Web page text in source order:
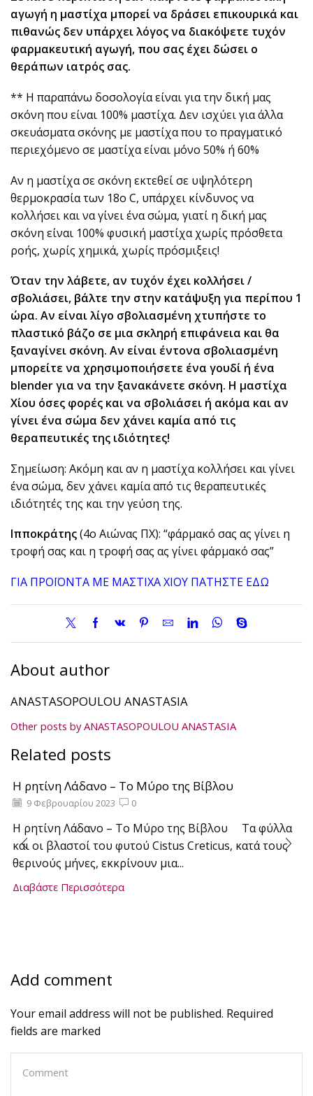
αγωγή η μαστίχα μπορεί να δράσει επικουρικά και
πιθανώς δεν υπάρχει λόγος να διακόψετε τυχόν
φαρμακευτική αγωγή, που σας έχει δώσει ο
θεράπων ιατρός σας.
** Η παραπάνω δοσολογία είναι για την δική μας
σκόνη που είναι 100% μαστίχα. Δεν ισχύει για άλλα
σκευάσματα σκόνης με μαστίχα που το πραγματικό
περιεχόμενο σε μαστίχα είναι μόνο 50% ή 60%
Αν η μαστίχα σε σκόνη εκτεθεί σε υψηλότερη
θερμοκρασία των 18ο C, υπάρχει κίνδυνος να
κολλήσει και να γίνει ένα σώμα, γιατί η δική μας
σκόνη είναι 100% φυσική μαστίχα χωρίς πρόσθετα
ροής, χωρίς χημικά, χωρίς πρόσμιξεις!
Όταν την λάβετε, αν τυχόν έχει κολλήσει /
σβολιάσει, βάλτε την στην κατάψυξη για περίπου 1
ώρα. Αν είναι λίγο σβολιασμένη χτυπήστε το
πλαστικό βάζο σε μια σκληρή επιφάνεια και θα
ξαναγίνει σκόνη. Αν είναι έντονα σβολιασμένη
μπορείτε να χρησιμοποιήσετε ένα γουδί ή ένα
blender για να την ξανακάνετε σκόνη. Η μαστίχα
Χίου όσες φορές και να σβολιάσει ή ακόμα και αν
γίνει ένα σώμα δεν χάνει καμία από τις
θεραπευτικές της ιδιότητες!
Σημείωση: Ακόμη και αν η μαστίχα κολλήσει και γίνει
ένα σώμα, δεν χάνει καμία από τις θεραπευτικές
ιδιότητές της και την γεύση της.
Ιπποκράτης(4ο Αιώνας ΠΧ): “φάρμακό σας ας γίνει η
τροφή σας και η τροφή σας ας γίνει φάρμακό σας”
ΓΙΑ ΠΡΟΪΟΝΤΑ ΜΕ ΜΑΣΤΙΧΑ ΧΙΟΥ ΠΑΤΗΣΤΕ ΕΔΩ
About author
ANASTASOPOULOU ANASTASIA
Other posts by ANASTASOPOULOU ANASTASIA
Related posts
Η ρητίνη Λάδανο – Το Μύρο της Βίβλου
9 Φεβρουαρίου 2023 0
Η ρητίνη Λάδανο – Το Μύρο της Βίβλου Τα φύλλα
και οι βλαστοί του φυτού Cistus Creticus, κατά τους
θερινούς μήνες, εκκρίνουν μια...
Διαβάστε Περισσότερα
Add comment
Your email address will not be published. Required
fields are marked